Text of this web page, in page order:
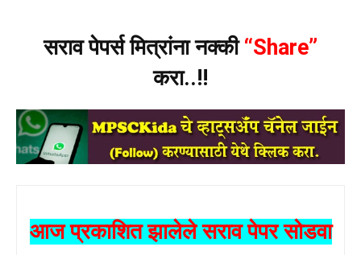
सराव पेपर्स मित्रांना नक्की“Share”
करा..!!
आज प्रकाशित झालेले सराव पेपर सोडवा